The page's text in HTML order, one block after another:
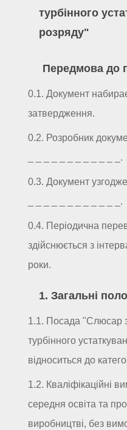
турбінного
розряду"
Передмова до
0.1. Документ
затвердження.
0.2. Розробник
_ _ _ _ _ _ _ _ _ _ _ _.
0.3. Документ
_ _ _ _ _ _ _ _ _ _ _ _.
0.4. Періодична
здійснюється з
роки.
1. Загальні
1.1. Посада "Слюсар
турбінного
відноситься до
1.2. Кваліфікаційні
середня освіта та
виробництві, без